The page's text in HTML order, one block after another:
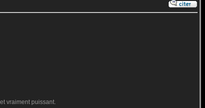
vraiment puissant.